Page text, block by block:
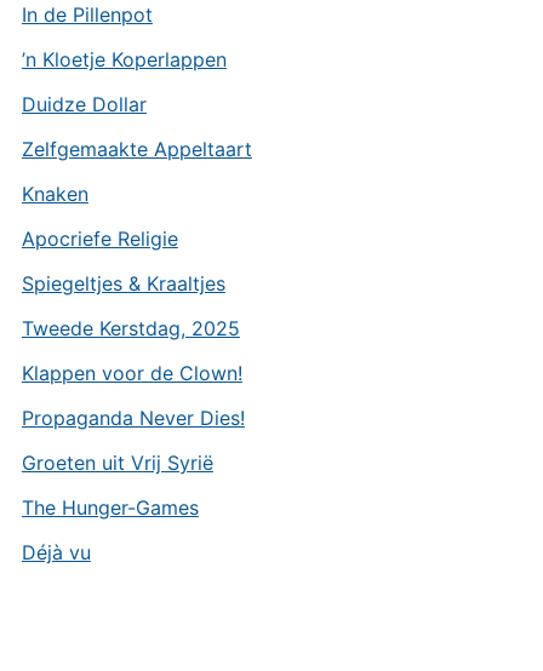
In de Pillenpot
’n Kloetje Koperlappen
Duidze Dollar
Zelfgemaakte Appeltaart
Knaken
Apocriefe Religie
Spiegeltjes & Kraaltjes
Tweede Kerstdag, 2025
Klappen voor de Clown!
Propaganda Never Dies!
Groeten uit Vrij Syrië
The Hunger-Games
Déjà vu